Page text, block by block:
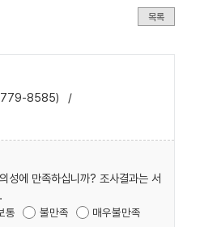
목록
779-8585)
/
성에 만족하십니까? 조사결과는 서
통 불만족 매우불만족